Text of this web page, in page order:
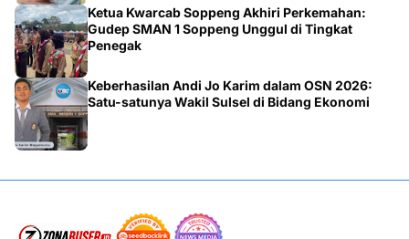
Ketua Kwarcab Soppeng Akhiri Perkemahan:
Gudep SMAN 1 Soppeng Unggul di Tingkat
Penegak
Keberhasilan Andi Jo Karim dalam OSN 2026:
Satu-satunya Wakil Sulsel di Bidang Ekonomi